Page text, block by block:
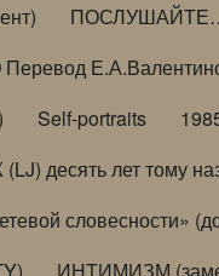
ПОСЛУШАЙТЕ…
Перевод
Self-portraits
десять лет тому
словесности»